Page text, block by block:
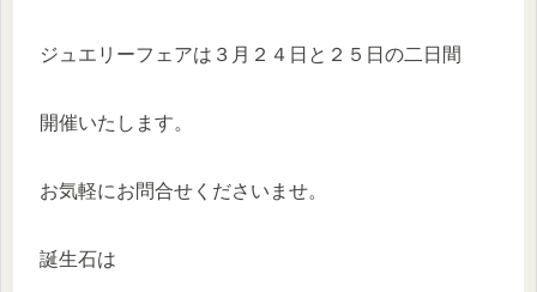
ジュエリーフェアは３月２４日と２５日の二日間
開催いたします。
お気軽にお問合せくださいませ。
誕生石は